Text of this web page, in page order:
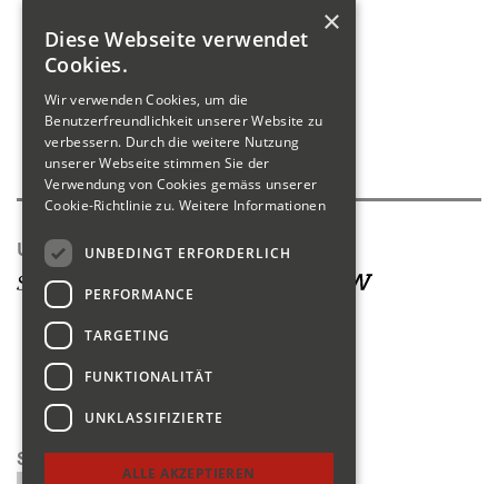
Download
Datenschutz
Shop
Produktkatalog
Unsere Seiten
Suchen
×
Diese Webseite verwendet
Cookies.
Wir verwenden Cookies, um die
Benutzerfreundlichkeit unserer Website zu
verbessern. Durch die weitere Nutzung
unserer Webseite stimmen Sie der
Verwendung von Cookies gemäss unserer
Cookie-Richtlinie zu. Weitere Informationen
UNBEDINGT ERFORDERLICH
PERFORMANCE
TARGETING
FUNKTIONALITÄT
UNKLASSIFIZIERTE
ALLE AKZEPTIEREN